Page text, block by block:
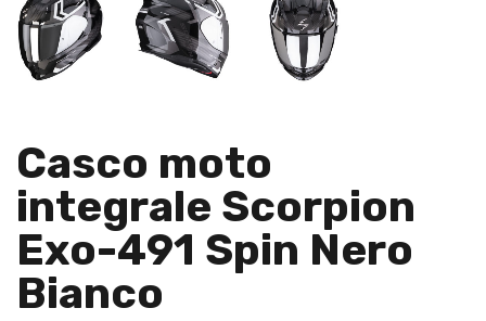
Casco moto
integrale Scorpion
Exo-491 Spin Nero
Bianco